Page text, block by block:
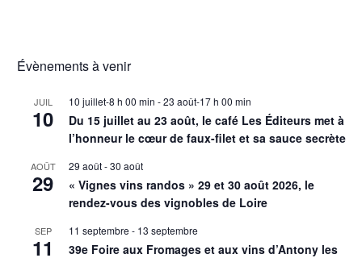
Évènements à venir
JUIL
10
10 juillet-8 h 00 min -23 août-17 h 00 min
Du 15 juillet au 23 août, le café Les Éditeurs met à
l’honneur le cœur de faux-filet et sa sauce secrète
AOÛT
29
29 août-30 août
« Vignes vins randos » 29 et 30 août 2026, le
rendez-vous des vignobles de Loire
SEP
11
11 septembre - 13 septembre
39e Foire aux Fromages et aux vins d’Antony les